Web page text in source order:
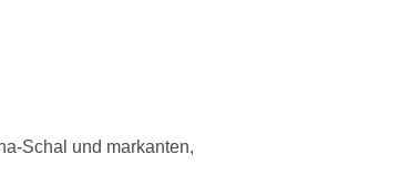
Schal und markanten,